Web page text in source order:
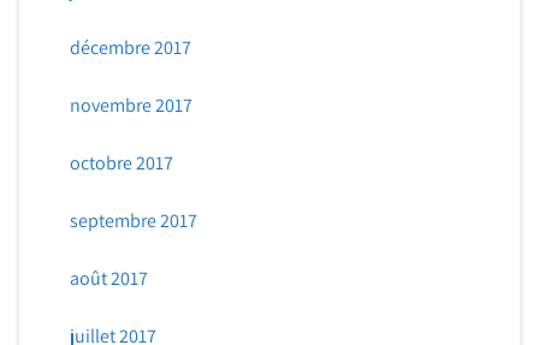
décembre 2017
novembre 2017
octobre 2017
septembre 2017
août 2017
juillet 2017